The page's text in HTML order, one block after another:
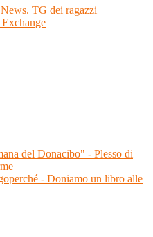
TG dei ragazzi
del Donacibo" - Plesso di
- Doniamo un libro alle